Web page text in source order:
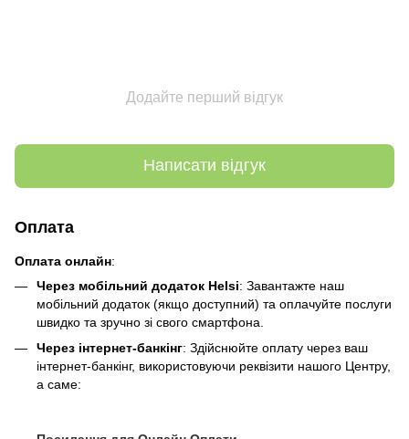
Додайте перший відгук
Написати відгук
Оплата
Оплата онлайн:
Через мобільний додаток Helsi: Завантажте наш
мобільний додаток (якщо доступний) та оплачуйте послуги
швидко та зручно зі свого смартфона.
Через інтернет-банкінг: Здійснюйте оплату через ваш
інтернет-банкінг, використовуючи реквізити нашого Центру,
а саме: